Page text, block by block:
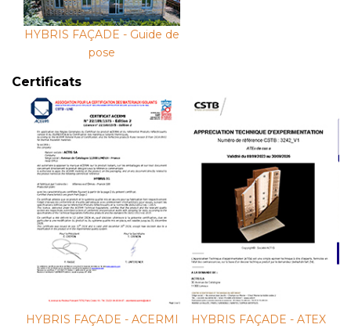
HYBRIS FAÇADE - Guide de
pose
Certificats
HYBRIS FAÇADE - ACERMI HYBRIS FAÇADE - ATEX